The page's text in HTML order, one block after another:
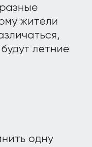
жители
летние
одну